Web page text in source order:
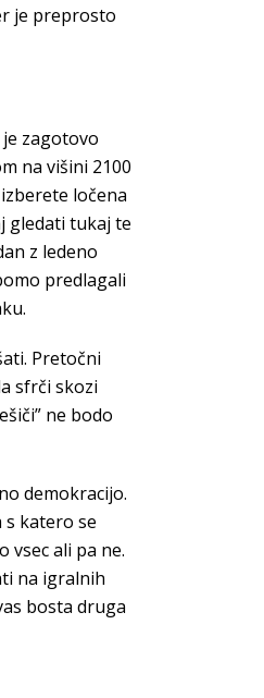
je preprosto
zagotovo
na višini 2100
ločena
gledati tukaj te
z ledeno
predlagali
Pretočni
sfrči skozi
ne bodo
demokracijo.
s katero se
ali pa ne.
na igralnih
bosta druga